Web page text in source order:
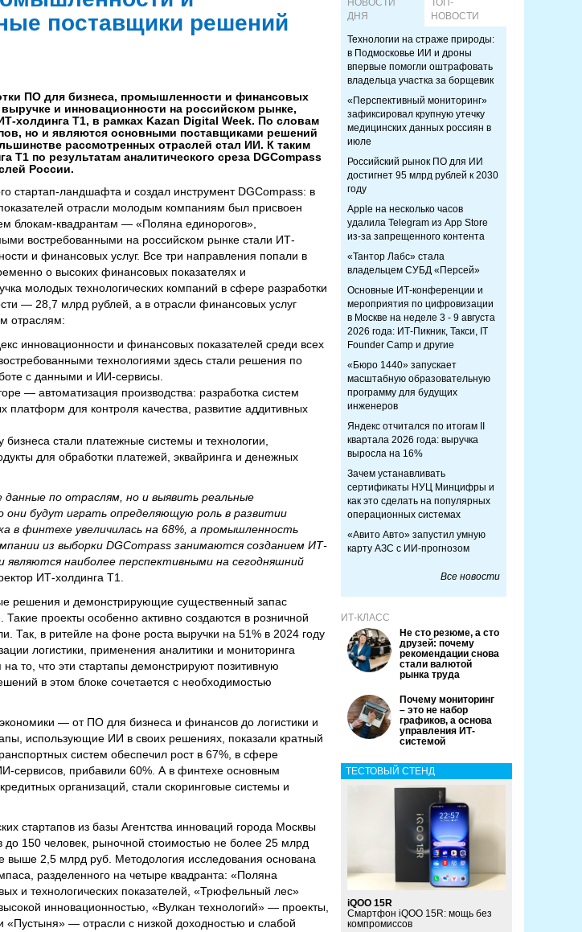
поставщики решений
ПО для бизнеса, промышленности и финансовых
и инновационности на российском рынке,
холдинга Т1, в рамках Kazan Digital Week. По словам
но и являются основными поставщиками решений
рассмотренных отраслей стал ИИ. К таким
по результатам аналитического среза DGCompass
России.
стартап-ландшафта и создал инструмент DGCompass: в
отрасли молодым компаниям был присвоен
блокам-квадрантам — «Поляна единорогов»,
востребованными на российском рынке стали ИТ-
и финансовых услуг. Все три направления попали в
о высоких финансовых показателях и
молодых технологических компаний в сфере разработки
— 28,7 млрд рублей, а в отрасли финансовых услуг
отраслям:
инновационности и финансовых показателей среди всех
технологиями здесь стали решения по
с данными и ИИ-сервисы.
— автоматизация производства: разработка систем
для контроля качества, развитие аддитивных
стали платежные системы и технологии,
для обработки платежей, эквайринга и денежных
по отраслям, но и выявить реальные
они будут играть определяющую роль в развитии
в финтехе увеличилась на 68%, а промышленность
из выборки DGCompass занимаются созданием ИТ-
наиболее перспективными на сегодняшний
ИТ-холдинга Т1.
решения и демонстрирующие существенный запас
проекты особенно активно создаются в розничной
Так, в ритейле на фоне роста выручки на 51% в 2024 году
логистики, применения аналитики и мониторинга
то, что эти стартапы демонстрируют позитивную
в этом блоке сочетается с необходимостью
— от ПО для бизнеса и финансов до логистики и
использующие ИИ в своих решениях, показали кратный
систем обеспечил рост в 67%, в сфере
сервисов, прибавили 60%. А в финтехе основным
организаций, стали скоринговые системы и
стартапов из базы Агентства инноваций города Москвы
до 150 человек, рыночной стоимостью не более 25 млрд
выше 2,5 млрд руб. Методология исследования основана
разделенного на четыре квадранта: «Поляна
и технологических показателей, «Трюфельный лес»
инновационностью, «Вулкан технологий» — проекты,
«Пустыня» — отрасли с низкой доходностью и слабой
НОВОСТИ
ДНЯ
ТОП-
НОВОСТИ
Технологии на страже природы:
в Подмосковье ИИ и дроны
впервые помогли оштрафовать
владельца участка за борщевик
«Перспективный мониторинг»
зафиксировал крупную утечку
медицинских данных россиян в
июле
Российский рынок ПО для ИИ
достигнет 95 млрд рублей к 2030
году
Apple на несколько часов
удалила Telegram из App Store
из-за запрещенного контента
«Тантор Лабс» стала
владельцем СУБД «Персей»
Основные ИТ-конференции и
мероприятия по цифровизации
в Москве на неделе 3 - 9 августа
2026 года: ИТ-Пикник, Такси, IT
Founder Camp и другие
«Бюро 1440» запускает
масштабную образовательную
программу для будущих
инженеров
Яндекс отчитался по итогам II
квартала 2026 года: выручка
выросла на 16%
Зачем устанавливать
сертификаты НУЦ Минцифры и
как это сделать на популярных
операционных системах
«Авито Авто» запустил умную
карту АЗС с ИИ-прогнозом
Все новости
ИТ-КЛАСС
Не сто резюме, а сто
друзей: почему
рекомендации снова
стали валютой
рынка труда
Почему мониторинг
– это не набор
графиков, а основа
управления ИТ-
системой
ТЕСТОВЫЙ СТЕНД
iQOO 15R
Смартфон iQOO 15R: мощь без
компромиссов